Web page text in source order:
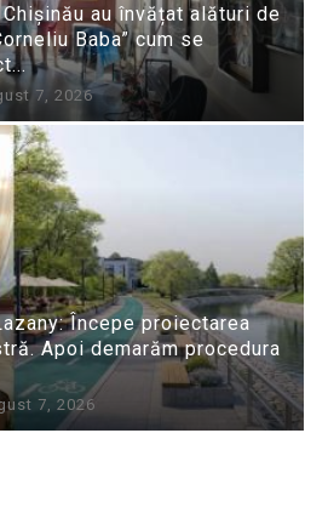
au învățat alături de
Baba” cum se
7, 2026
Începe proiectarea
Apoi demarăm procedura
7, 2026